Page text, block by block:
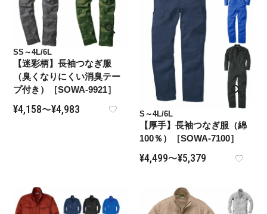
SS～4L/6L
【迷彩柄】長袖つなぎ服
（臭くなりにくい消臭テー
プ付き）［SOWA-9921］
¥4,158〜¥4,983 S～4L/6L
【厚手】長袖つなぎ服（綿
100％）［SOWA-7100］
¥4,499〜¥5,379